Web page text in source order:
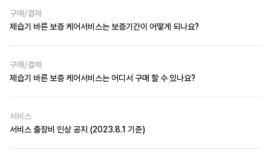
구매/결제
제습기 바른 보증 케어서비스는 보증기간이 어떻게 되나요?
구매/결제
제습기 바른 보증 케어서비스는 어디서 구매 할 수 있나요?
서비스
서비스 출장비 인상 공지 (2023.8.1 기준)